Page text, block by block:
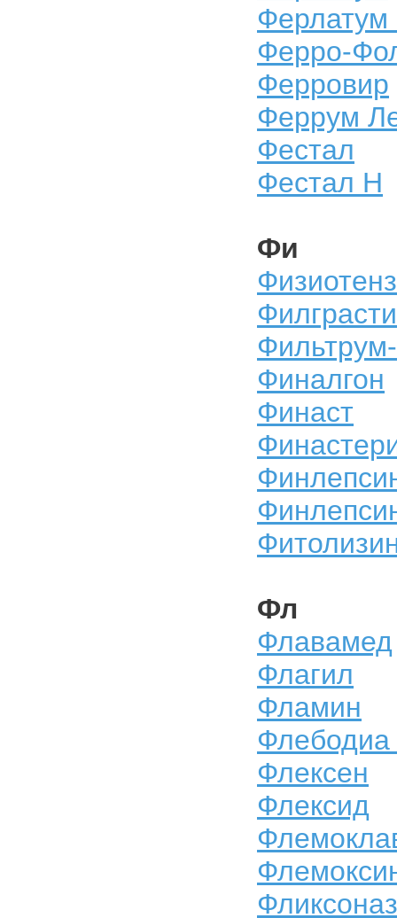
Ферро-
Ферровир
Феррум
Фестал
Фестал Н
Фи
Физиотенз
Финалгон
Финаст
Фл
Флавамед
Флагил
Фламин
Флебодиа
Флексен
Флексид